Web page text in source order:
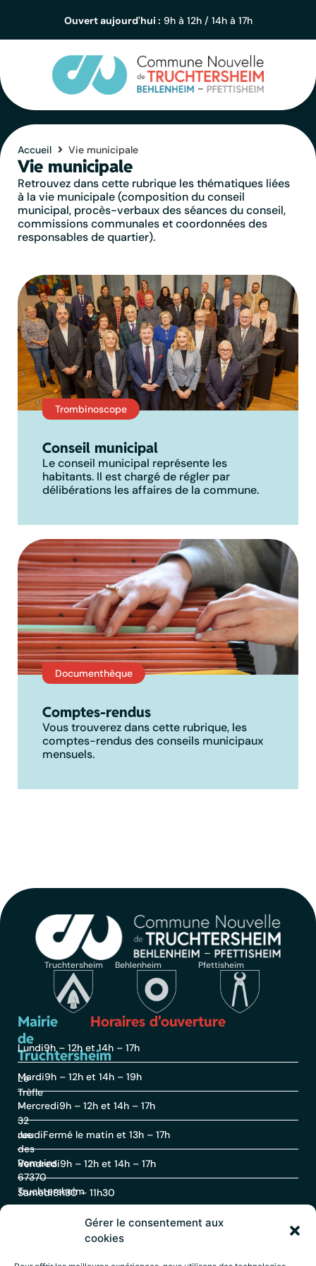
Gérer le consentement aux
cookies
Ouvert aujourd'hui : 9h à 12h / 14h à 17h
Accueil Vie municipale
Vie municipale
Retrouvez dans cette rubrique les thématiques liées
à la vie municipale (composition du conseil
municipal, procès-verbaux des séances du conseil,
commissions communales et coordonnées des
responsables de quartier).
Trombinoscope
Conseil municipal
Le conseil municipal représente les
habitants. Il est chargé de régler par
délibérations les affaires de la commune.
Documenthèque
Comptes-rendus
Vous trouverez dans cette rubrique, les
comptes-rendus des conseils municipaux
mensuels.
Truchtersheim Behlenheim Pfettisheim
Mairie
de
Truchtersheim
Le
Trèfle
–
32
rue
des
Romains
67370
Truchtersheim
Contact
Horaires d'ouverture
Lundi9h – 12h et 14h – 17h
Mardi9h – 12h et 14h – 19h
Mercredi9h – 12h et 14h – 17h
JeudiFermé le matin et 13h – 17h
Vendredi9h – 12h et 14h – 17h
Samedi8h30 – 11h30